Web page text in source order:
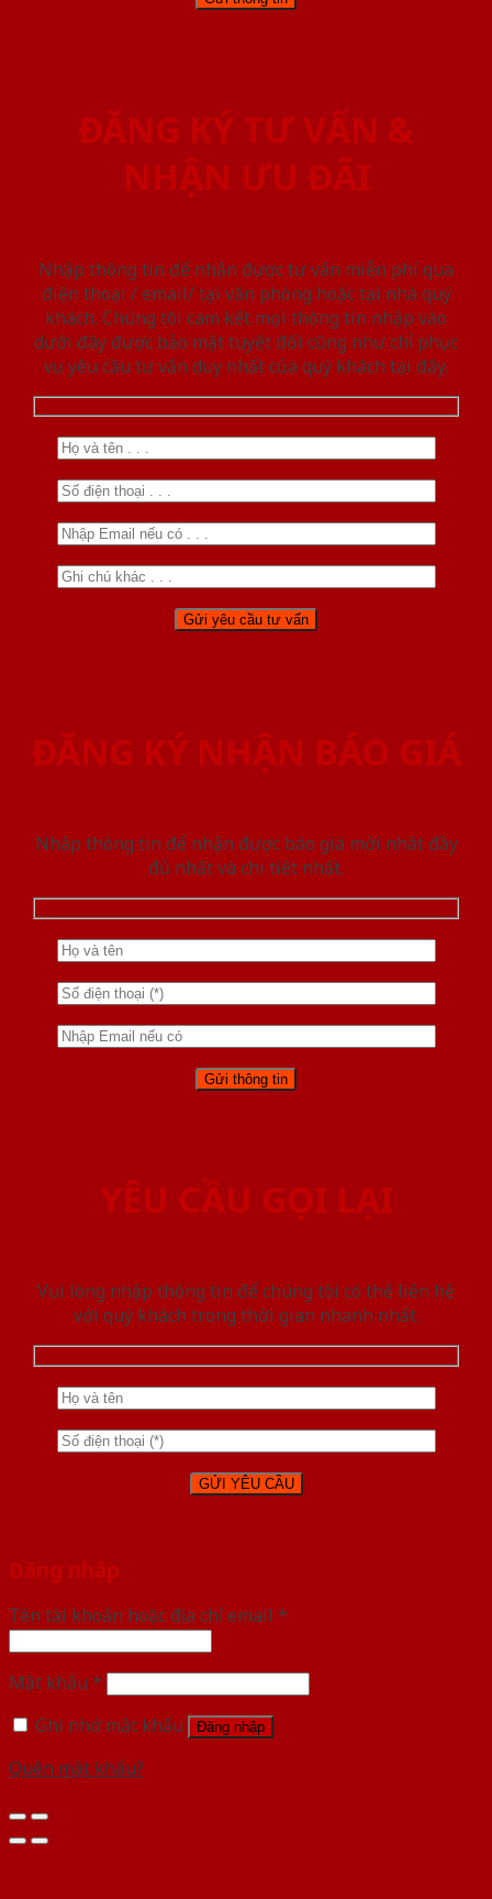
ĐĂNG KÝ TƯ VẤN &
NHẬN ƯU ĐÃI
Nhập thông tin để nhận được tư vấn miễn phí qua
điện thoại / email/ tại văn phòng hoặc tại nhà quý
khách. Chúng tôi cam kết mọi thông tin nhập vào
dưới đây được bảo mật tuyệt đối cũng như chỉ phục
vụ yêu cầu tư vấn duy nhất của quý khách tại đây.
ĐĂNG KÝ NHẬN BÁO GIÁ
Nhập thông tin để nhận được báo giá mới nhât đầy
đủ nhất và chi tiết nhất.
YÊU CẦU GỌI LẠI
Vui lòng nhập thông tin để chúng tôi có thể liên hệ
với quý khách trong thời gian nhanh nhất.
Đăng nhập
Tên tài khoản hoặc địa chỉ email *
Mật khẩu *
Ghi nhớ mật khẩu
Đăng nhập
Quên mật khẩu?